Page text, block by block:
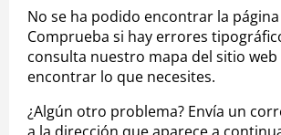
No se ha podido encontrar la
Comprueba si hay errores
consulta nuestro mapa del sitio web
encontrar lo que necesites.
¿Algún otro problema? Envía un